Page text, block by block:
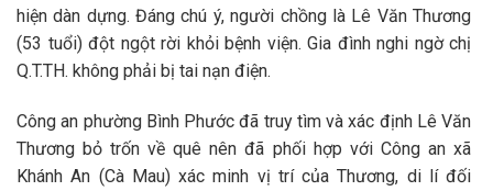
hiện dàn dựng. Đáng chú ý, người chồng là Lê Văn Thương
(53 tuổi) đột ngột rời khỏi bệnh viện. Gia đình nghi ngờ chị
Q.T.TH. không phải bị tai nạn điện.
Công an phường Bình Phước đã truy tìm và xác định Lê Văn
Thương bỏ trốn về quê nên đã phối hợp với Công an xã
Khánh An (Cà Mau) xác minh vị trí của Thương, di lí đối